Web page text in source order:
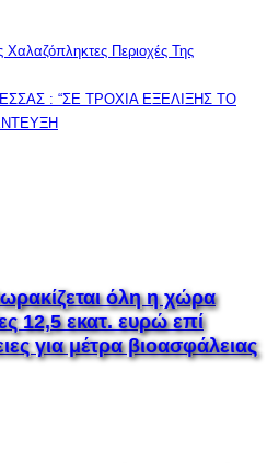
Περιοχές Της
: “ΣΕ ΤΡΟΧΙΑ ΕΞΕΛΙΞΗΣ ΤΟ
όλη η χώρα
12,5 εκατ. ευρώ επί
για μέτρα βιοασφάλειας